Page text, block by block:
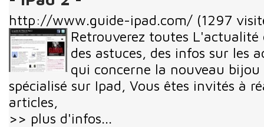
http://www.guide-ipad.com/ (1297
Retrouverez toutes
des astuces, des infos sur les
qui concerne la nouveau
spécialisé sur Ipad, Vous êtes invités à
articles,
>> plus d'infos...